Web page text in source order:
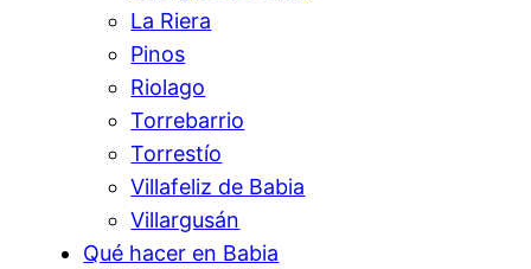
La Riera
Pinos
Riolago
Torrebarrio
Torrestío
Villafeliz de Babia
Villargusán
Qué hacer en Babia